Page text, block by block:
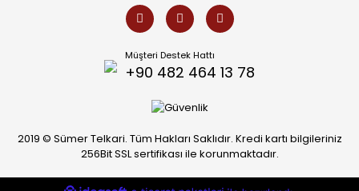
Müşteri Destek Hattı
+90 482 464 13 78
2019 © Sümer Telkari. Tüm Hakları Saklıdır. Kredi kartı bilgileriniz
256Bit SSL sertifikası ile korunmaktadır.